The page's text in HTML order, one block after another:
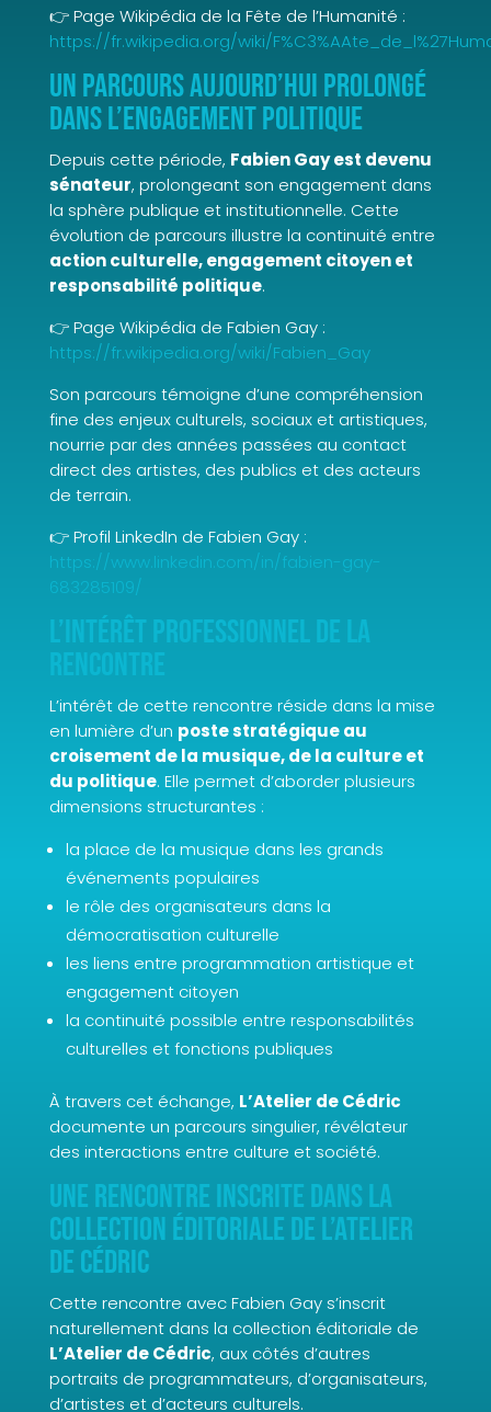
👉 Page Wikipédia de la Fête de l’Humanité :
https://fr.wikipedia.org/wiki/
Un parcours aujourd’hui prolongé
dans l’engagement politique
Depuis cette période, Fabien Gay est devenu
sénateur, prolongeant son engagement dans
la sphère publique et institutionnelle. Cette
évolution de parcours illustre la continuité entre
action culturelle, engagement citoyen et
responsabilité politique.
👉 Page Wikipédia de Fabien Gay :
https://fr.wikipedia.org/wiki/Fabien_Gay
Son parcours témoigne d’une compréhension
fine des enjeux culturels, sociaux et artistiques,
nourrie par des années passées au contact
direct des artistes, des publics et des acteurs
de terrain.
👉 Profil LinkedIn de Fabien Gay :
https://www.linkedin.com/in/fabien-gay-
683285109/
L’intérêt professionnel de la
rencontre
L’intérêt de cette rencontre réside dans la mise
en lumière d’un poste stratégique au
croisement de la musique, de la culture et
du politique. Elle permet d’aborder plusieurs
dimensions structurantes :
la place de la musique dans les grands
événements populaires
le rôle des organisateurs dans la
démocratisation culturelle
les liens entre programmation artistique et
engagement citoyen
la continuité possible entre responsabilités
culturelles et fonctions publiques
À travers cet échange, L’Atelier de Cédric
documente un parcours singulier, révélateur
des interactions entre culture et société.
Une rencontre inscrite dans la
collection éditoriale de L’Atelier
de Cédric
Cette rencontre avec Fabien Gay s’inscrit
naturellement dans la collection éditoriale de
L’Atelier de Cédric, aux côtés d’autres
portraits de programmateurs, d’organisateurs,
d’artistes et d’acteurs culturels.